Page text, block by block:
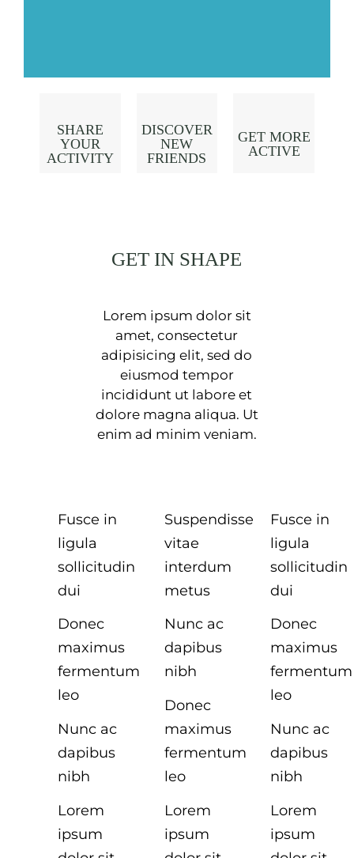
SHARE
YOUR
ACTIVITY
DISCOVER
NEW
FRIENDS
GET MORE
ACTIVE
GET IN SHAPE
Lorem ipsum dolor sit
amet, consectetur
adipisicing elit, sed do
eiusmod tempor
incididunt ut labore et
dolore magna aliqua. Ut
enim ad minim veniam.
Fusce in
ligula
sollicitudin
dui
Donec
maximus
fermentum
leo
Nunc ac
dapibus
nibh
Lorem
ipsum
Suspendisse
vitae
interdum
metus
Nunc ac
dapibus
nibh
Donec
maximus
fermentum
leo
Lorem
ipsum
Fusce in
ligula
sollicitudin
dui
Donec
maximus
fermentum
leo
Nunc ac
dapibus
nibh
Lorem
ipsum